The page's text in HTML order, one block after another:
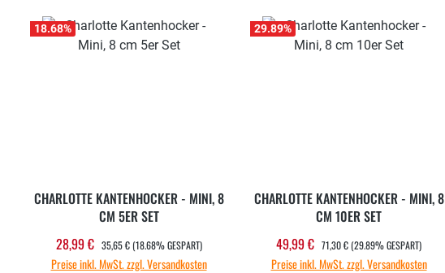
18.68%
CHARLOTTE KANTENHOCKER - MINI, 8
CM 5ER SET
Verkaufspreis:
28,99 € REGULÄRER PREIS:
35,65 € (18.68% GESPART)
Preise inkl. MwSt. zzgl. Versandkosten
29.89%
CHARLOTTE KANTENHOCKER - MINI, 8
CM 10ER SET
Verkaufspreis:
49,99 € REGULÄRER PREIS:
71,30 €(29.89% GESPART)
Preise inkl. MwSt. zzgl. Versandkosten